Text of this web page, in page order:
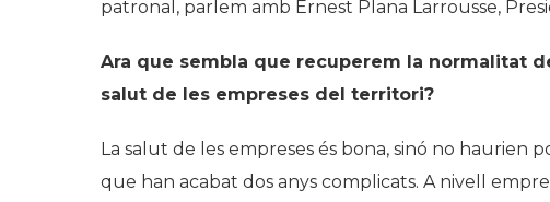
patronal, parlem amb Ernest Plana Larrousse,
Ara que sembla que recuperem la normalitat
salut de les empreses del territori?
La salut de les empreses és bona, sinó no haurien
que han acabat dos anys complicats. A nivell